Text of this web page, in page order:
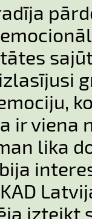
ir viena
lika
izteikt